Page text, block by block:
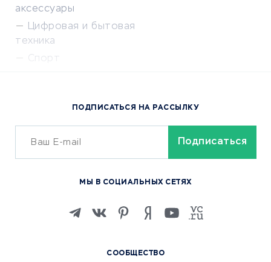
аксессуары
Цифровая и бытовая
техника
Спорт
Сервисы доставки
ОБУЧЕНИЕ И РАБОТА
Изучение иностранных
Маркетинг и продажи
СООБЩЕСТВО
ПОДПИСАТЬСЯ НА РАССЫЛКУ
МЫ В СОЦИАЛЬНЫХ СЕТЯХ